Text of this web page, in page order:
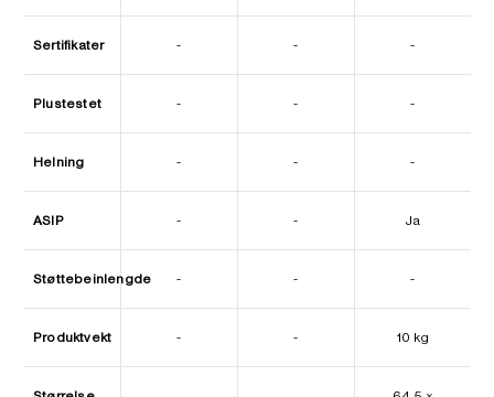
Sertifikater - - -
Plustestet - - -
Helning - - -
ASIP - - Ja
Støttebeinlengde - - -
Produktvekt - - 10 kg